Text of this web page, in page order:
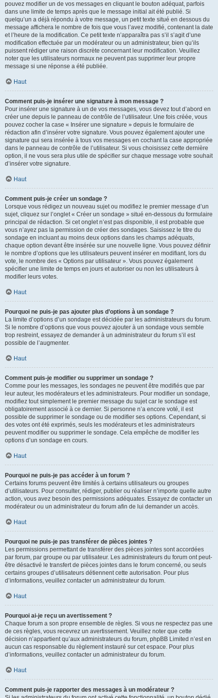
pouvez modifier un de vos messages en cliquant le bouton adéquat, parfois
dans une limite de temps après que le message initial ait été publié. Si
quelqu’un a déjà répondu à votre message, un petit texte situé en dessous du
message affichera le nombre de fois que vous l’avez modifié, contenant la date
et l’heure de la modification. Ce petit texte n’apparaîtra pas s’il s’agit d’une
modification effectuée par un modérateur ou un administrateur, bien qu’ils
puissent rédiger une raison discrète concernant leur modification. Veuillez
noter que les utilisateurs normaux ne peuvent pas supprimer leur propre
message si une réponse a été publiée.
Haut
Comment puis-je insérer une signature à mon message ?
Pour insérer une signature à un de vos messages, vous devez tout d’abord en
créer une depuis le panneau de contrôle de l’utilisateur. Une fois créée, vous
pouvez cocher la case « Insérer une signature » depuis le formulaire de
rédaction afin d’insérer votre signature. Vous pouvez également ajouter une
signature qui sera insérée à tous vos messages en cochant la case appropriée
dans le panneau de contrôle de l’utilisateur. Si vous choisissez cette dernière
option, il ne vous sera plus utile de spécifier sur chaque message votre souhait
d’insérer votre signature.
Haut
Comment puis-je créer un sondage ?
Lorsque vous rédigez un nouveau sujet ou modifiez le premier message d’un
sujet, cliquez sur l’onglet « Créer un sondage » situé en-dessous du formulaire
principal de rédaction. Si cet onglet n’est pas disponible, il est probable que
vous n’ayez pas la permission de créer des sondages. Saisissez le titre du
sondage en incluant au moins deux options dans les champs adéquats,
chaque option devant être insérée sur une nouvelle ligne. Vous pouvez définir
le nombre d’options que les utilisateurs peuvent insérer en modifiant, lors du
vote, le nombre des « Options par utilisateur ». Vous pouvez également
spécifier une limite de temps en jours et autoriser ou non les utilisateurs à
modifier leurs votes.
Haut
Pourquoi ne puis-je pas ajouter plus d’options à un sondage ?
La limite d’options d’un sondage est décidée par les administrateurs du forum.
Si le nombre d’options que vous pouvez ajouter à un sondage vous semble
trop restreint, essayez de demander à un administrateur du forum s’il est
possible de l’augmenter.
Haut
Comment puis-je modifier ou supprimer un sondage ?
Comme pour les messages, les sondages ne peuvent être modifiés que par
leur auteur, les modérateurs et les administrateurs. Pour modifier un sondage,
modifiez tout simplement le premier message du sujet car le sondage est
obligatoirement associé à ce dernier. Si personne n’a encore voté, il est
possible de supprimer le sondage ou de modifier ses options. Cependant, si
des votes ont été exprimés, seuls les modérateurs et les administrateurs
peuvent modifier ou supprimer le sondage. Cela empêche de modifier les
options d’un sondage en cours.
Haut
Pourquoi ne puis-je pas accéder à un forum ?
Certains forums peuvent être limités à certains utilisateurs ou groupes
d’utilisateurs. Pour consulter, rédiger, publier ou réaliser n’importe quelle autre
action, vous avez besoin des permissions adéquates. Essayez de contacter un
modérateur ou un administrateur du forum afin de lui demander un accès.
Haut
Pourquoi ne puis-je pas transférer de pièces jointes ?
Les permissions permettant de transférer des pièces jointes sont accordées
par forum, par groupe ou par utilisateur. Les administrateurs du forum ont peut-
être désactivé le transfert de pièces jointes dans le forum concerné, ou seuls
certains groupes d’utilisateurs détiennent cette autorisation. Pour plus
d’informations, veuillez contacter un administrateur du forum.
Haut
Pourquoi ai-je reçu un avertissement ?
Chaque forum a son propre ensemble de règles. Si vous ne respectez pas une
de ces règles, vous recevrez un avertissement. Veuillez noter que cette
décision n’appartient qu’aux administrateurs du forum, phpBB Limited n’est en
aucun cas responsable du règlement instauré sur cet espace. Pour plus
d’informations, veuillez contacter un administrateur du forum.
Haut
Comment puis-je rapporter des messages à un modérateur ?